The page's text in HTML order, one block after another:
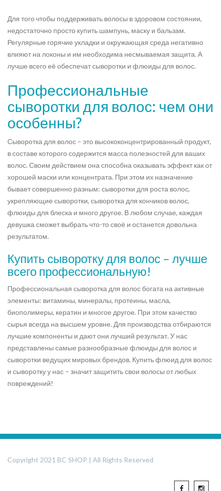
Для того чтобы поддерживать волосы в здоровом состоянии,
недостаточно просто купить шампунь, маску и бальзам.
Регулярные горячие укладки и окружающая среда негативно
влияют на локоны и им необходима несмываемая защита. А
лучше всего её обеспечат сыворотки и флюиды для волос.
Профессиональные
сыворотки для волос: чем они
особенны?
Сыворотка для волос – это высококонцентрированный продукт,
в составе которого содержится масса полезностей для ваших
волос. Своим действием она способна оказывать эффект как от
хорошей маски или концентрата. При этом их назначение
бывает совершенно разным: сыворотки для роста волос,
укрепляющие сыворотки, сыворотка для кончиков волос,
флюиды для блеска и много другое. В любом случае, каждая
девушка сможет выбрать что-то своё и останется довольна
результатом.
Купить сыворотку для волос – лучше
всего профессиональную!
Профессиональная сыворотка для волос богата на активные
элементы: витамины, минералы, протеины, масла,
биополимеры, кератин и многое другое. При этом качество
сырья всегда на высшем уровне. Для производства отбираются
лучшие компоненты и дают они лучший результат. У нас
представлены самые разнообразные флюиды для волос и
сыворотки ведущих мировых брендов. Купить флюид для волос
и сыворотку у нас – значит защитить свои волосы от любых
повреждений!
Copyright 2021 BC SHOP | All Rights Reserved